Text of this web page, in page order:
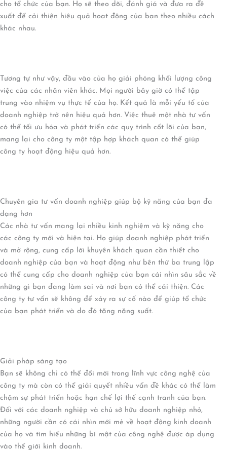
cho tổ chức của bạn. Họ sẽ theo dõi, đánh giá và đưa ra đề
xuất để cải thiện hiệu quả hoạt động của bạn theo nhiều cách
khác nhau.
Tương tự như vậy, đầu vào của họ giải phóng khối lượng công
việc của các nhân viên khác. Mọi người bây giờ có thể tập
trung vào nhiệm vụ thực tế của họ. Kết quả là mỗi yếu tố của
doanh nghiệp trở nên hiệu quả hơn. Việc thuê một nhà tư vấn
có thể tối ưu hóa và phát triển các quy trình cốt lõi của bạn,
mang lại cho công ty một tập hợp khách quan có thể giúp
công ty hoạt động hiệu quả hơn.
Chuyên gia tư vấn doanh nghiệp giúp bộ kỹ năng của bạn đa
dạng hơn
Các nhà tư vấn mang lại nhiều kinh nghiệm và kỹ năng cho
các công ty mới và hiện tại. Họ giúp doanh nghiệp phát triển
và mở rộng, cung cấp lời khuyên khách quan cần thiết cho
doanh nghiệp của bạn và hoạt động như bên thứ ba trung lập
có thể cung cấp cho doanh nghiệp của bạn cái nhìn sâu sắc về
những gì bạn đang làm sai và nơi bạn có thể cải thiện. Các
công ty tư vấn sẽ không để xảy ra sự cố nào để giúp tổ chức
của bạn phát triển và do đó tăng năng suất.
Giải pháp sáng tạo
Bạn sẽ không chỉ có thể đổi mới trong lĩnh vực công nghệ của
công ty mà còn có thể giải quyết nhiều vấn đề khác có thể làm
chậm sự phát triển hoặc hạn chế lợi thế cạnh tranh của bạn.
Đối với các doanh nghiệp và chủ sở hữu doanh nghiệp nhỏ,
những người cần có cái nhìn mới mẻ về hoạt động kinh doanh
của họ và tìm hiểu những bí mật của công nghệ được áp dụng
vào thế giới kinh doanh.